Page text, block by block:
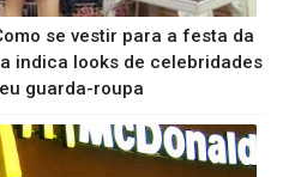
se vestir para a festa da
indica looks de celebridades
guarda-roupa